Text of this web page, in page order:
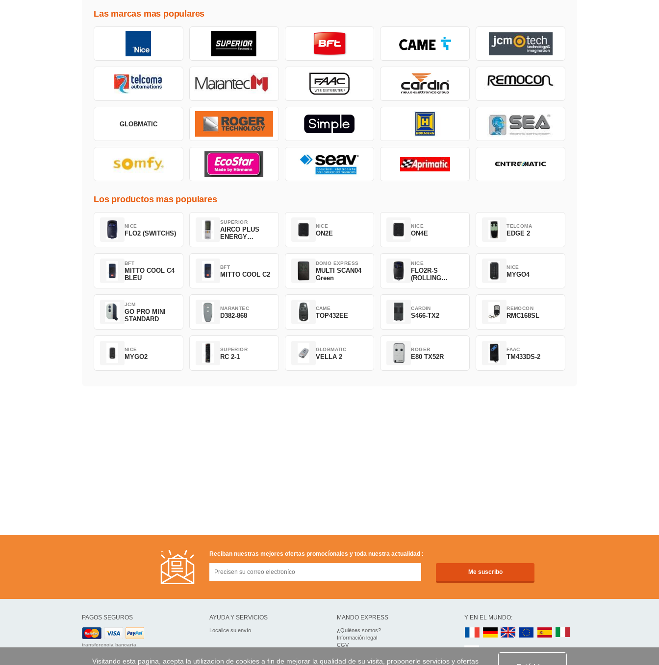
Visitando esta pagina, acepta la utilizacíon de cookies a fin de mejorar la qualidad de su visita, proponerle servicios y ofertas
Las marcas mas populares
GLOBMATIC
Los productos mas populares
NICE
FLO2 (SWITCHS)
SUPERIOR
AIRCO PLUS
ENERGY
NICE
ON2E
NICE
ON4E
TELCOMA
EDGE 2
BFT
MITTO COOL C4
BLEU
BFT
MITTO COOL C2
DOMO EXPRESS
MULTI SCAN04
Green
NICE
FLO2R-S
(ROLLING
NICE
MYGO4
JCM
GO PRO MINI
STANDARD
MARANTEC
D382-868
CAME
TOP432EE
CARDIN
S466-TX2
REMOCON
RMC168SL
NICE
MYGO2
SUPERIOR
RC 2-1
GLOBMATIC
VELLA 2
ROGER
E80 TX52R
FAAC
TM433DS-2
Reciban nuestras mejores ofertas promocíonales y toda nuestra actualidad :
PAGOS SEGUROS
transferencia bancaria
AYUDA Y SERVICIOS
Localice su envío
MANDO EXPRESS
¿Quiénes somos?
Información legal
CGV
Acceso profesionales
Y EN EL MUNDO: